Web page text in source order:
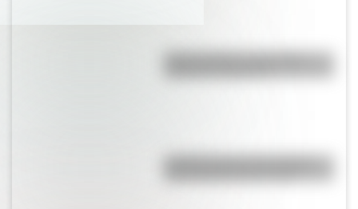
Duda resuelta: ¿es el Truco
¿Cuáles son las 10 ciudades